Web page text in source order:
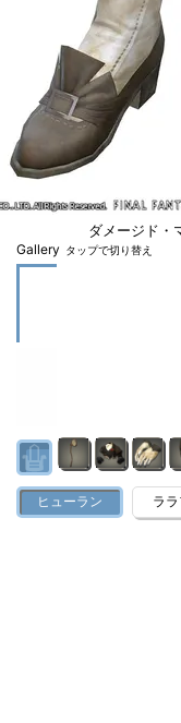
ダメージド・
Gallery タップで切り替え
ヒューラン ラ